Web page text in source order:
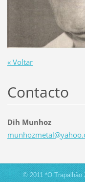
« Voltar
Contacto
Dih Munhoz
munhozmetal@yaho
© 2011 *O Trapalhão